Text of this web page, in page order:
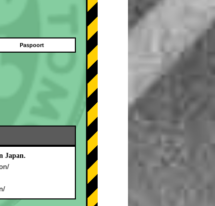
Paspoort
Japan.